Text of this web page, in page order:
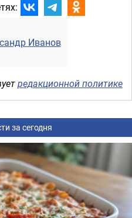
Иванов
редакционной политике
за сегодня